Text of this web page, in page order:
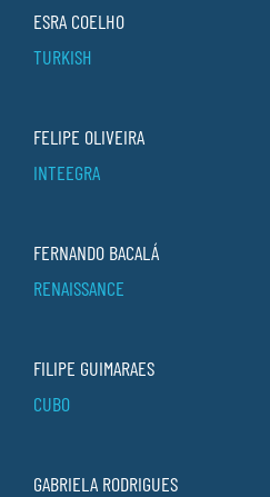
ESRA COELHO
TURKISH
FELIPE OLIVEIRA
INTEEGRA
FERNANDO BACALÁ
RENAISSANCE
FILIPE GUIMARAES
CUBO
GABRIELA RODRIGUES